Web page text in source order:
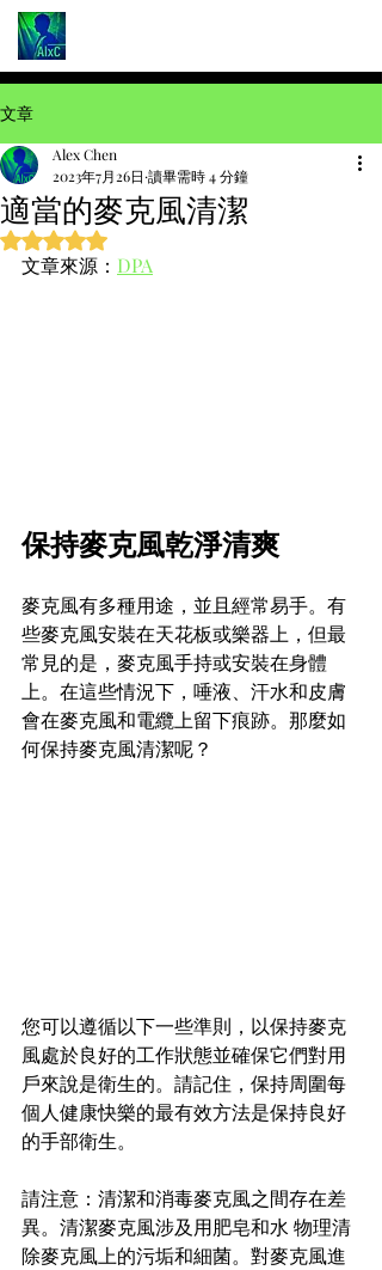
文章
適當的麥克風清潔
Alex Chen
2023年7月26日 讀畢需時 4 分鐘
評等為 NaN（最高為 5 顆星）。
文章來源： DPA
保持麥克風乾淨清爽
麥克風有多種用途，並且經常易手。有
些麥克風安裝在天花板或樂器上，但最
常見的是，麥克風手持或安裝在身體
上。在這些情況下，唾液、汗水和皮膚
會在麥克風和電纜上留下痕跡。那麼如
何保持麥克風清潔呢？
您可以遵循以下一些準則，以保持麥克
風處於良好的工作狀態並確保它們對用
戶來說是衛生的。請記住，保持周圍每
個人健康快樂的最有效方法是保持良好
的手部衛生。
請注意：清潔和消毒麥克風之間存在差
異。清潔麥克風涉及用肥皂和水 物理清
除麥克風上的污垢和細菌。對麥克風進